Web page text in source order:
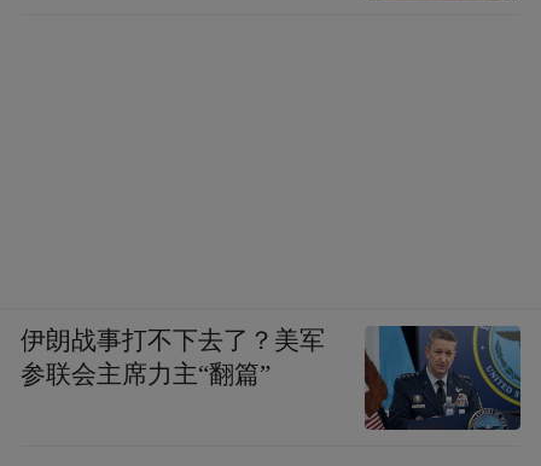
伊朗战事打不下去了？美军
参联会主席力主“翻篇”